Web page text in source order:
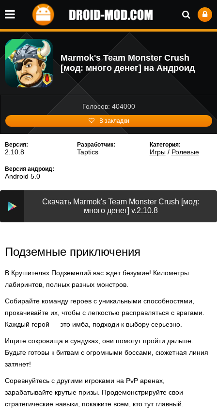
Marmok's Team Monster Crush
[мод: много денег] на Андроид
Голосов: 404000
В закладки
Версия:
2.10.8
Разработчик:
Taptics
Категория:
Игры/ Ролевые
Версия андроид:
Android 5.0
Скачать Marmok's Team Monster Crush [мод:
много денег] v.2.10.8
Подземные приключения
В Крушителях Подземелий вас ждет безумие! Километры
лабиринтов, полных разных монстров.
Собирайте команду героев с уникальными способностями,
прокачивайте их, чтобы с легкостью расправляться с врагами.
Каждый герой — это имба, подходи к выбору серьезно.
Ищите сокровища в сундуках, они помогут пройти дальше.
Будьте готовы к битвам с огромными боссами, сюжетная линия
затянет!
Соревнуйтесь с другими игроками на PvP аренах,
зарабатывайте крутые призы. Продемонстрируйте свои
стратегические навыки, покажите всем, кто тут главный.